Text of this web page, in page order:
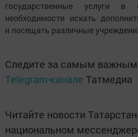
государственные услуги
необходимости искать
и посещать различные
Следите за самым
Telegram-канале Татмедиа
Читайте новости
национальном